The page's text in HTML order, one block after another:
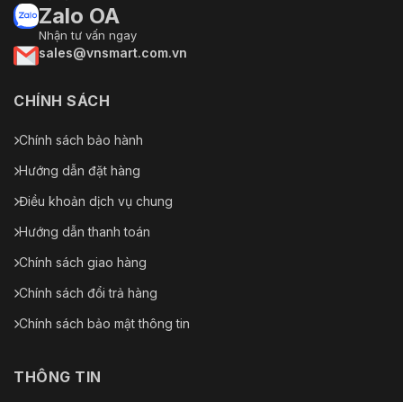
bảo vệ
Kích
Gắn kết Hút từ tính
phạm vi
hiện/Phạm
năng
thông
cho con
Zalo OA
Nhận tư vấn ngay
sales@vnsmart.com.vn
CHÍNH SÁCH
Chính sách bảo hành
Hướng dẫn đặt hàng
Điều khoản dịch vụ chung
Hướng dẫn thanh toán
Chính sách giao hàng
Chính sách đổi trả hàng
Chính sách bảo mật thông tin
THÔNG TIN